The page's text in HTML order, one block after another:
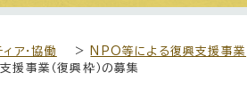
ア・協働 > NPO等による復興支援事業
事業（復興枠）の募集